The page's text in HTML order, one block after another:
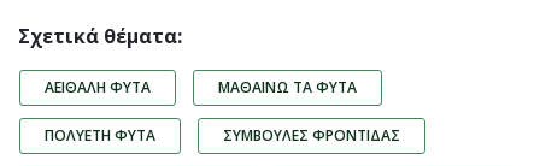
Σχετικά θέματα:
ΑΕΙΘΑΛΉ ΦΥΤΆ ΜΑΘΑΊΝΩ ΤΑ ΦΥΤΆ
ΠΟΛΥΕΤΉ ΦΥΤΆ ΣΥΜΒΟΥΛΈΣ ΦΡΟΝΤΊΔΑΣ